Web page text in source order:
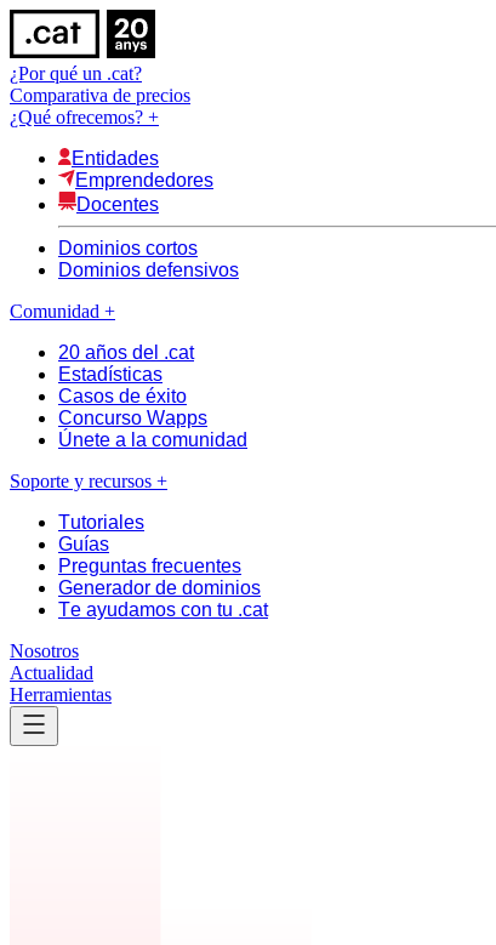
¿Por qué un .cat?
Comparativa de precios
¿Qué ofrecemos? +
Entidades
Emprendedores
Docentes
Dominios cortos
Dominios defensivos
Comunidad +
20 años del .cat
Estadísticas
Casos de éxito
Concurso Wapps
Únete a la comunidad
Soporte y recursos +
Tutoriales
Guías
Preguntas frecuentes
Generador de dominios
Te ayudamos con tu .cat
Nosotros
Actualidad
Herramientas